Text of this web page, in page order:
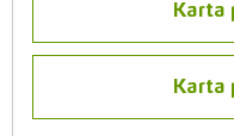
Karta
Karta